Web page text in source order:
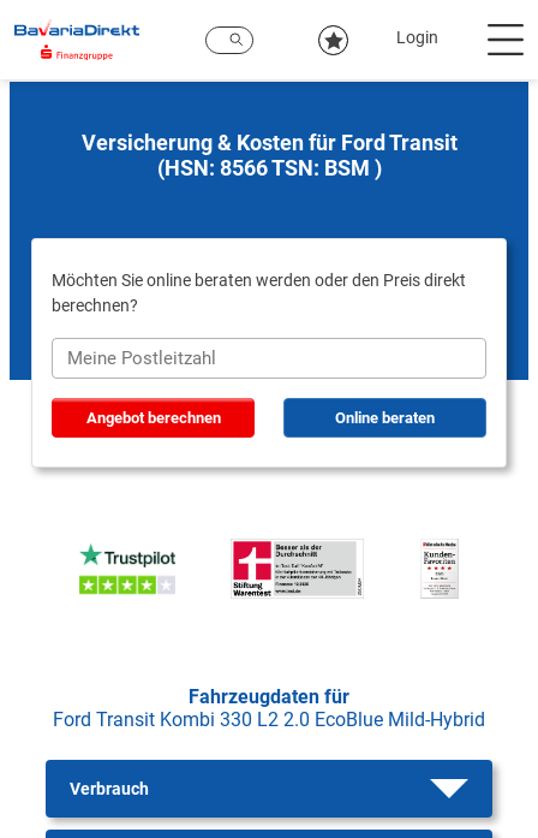
Hauptinhalt
Login
Versicherung & Kosten für Ford Transit
(HSN: 8566 TSN: BSM )
Möchten Sie online beraten werden oder den Preis direkt
berechnen?
Angebot berechnen Online beraten
Fahrzeugdaten für
Ford Transit Kombi 330 L2 2.0 EcoBlue Mild-Hybrid
Verbrauch